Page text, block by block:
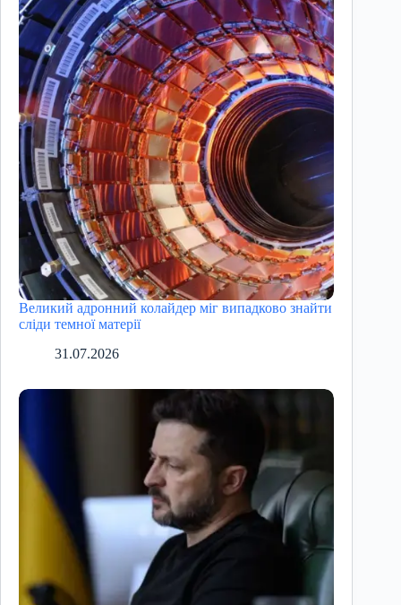
Великий адронний колайдер міг випадково знайти
сліди темної матерії
31.07.2026